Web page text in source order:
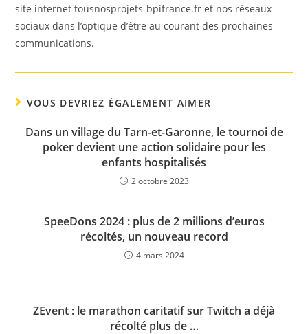
site internet tousnosprojets-bpifrance.fr et nos réseaux
sociaux dans l’optique d’être au courant des prochaines
communications.
VOUS DEVRIEZ ÉGALEMENT AIMER
Dans un village du Tarn-et-Garonne, le tournoi de
poker devient une action solidaire pour les
enfants hospitalisés
2 octobre 2023
SpeeDons 2024 : plus de 2 millions d’euros
récoltés, un nouveau record
4 mars 2024
ZEvent : le marathon caritatif sur Twitch a déjà
récolté plus de …